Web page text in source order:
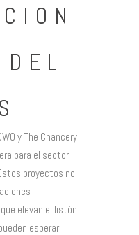
y The Chancery
para el sector
proyectos no
elevan el listón
esperar.